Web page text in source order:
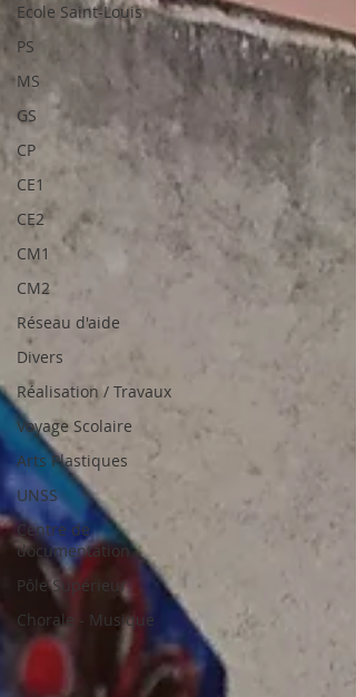
Ecole Saint-Louis
PS
MS
GS
CP
CE1
CE2
CM1
CM2
Réseau d'aide
Divers
Réalisation / Travaux
Voyage Scolaire
Arts Plastiques
UNSS
Centre de
documentation
Pôle Supérieur
Chorale - Musique